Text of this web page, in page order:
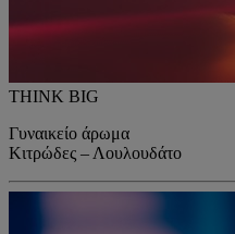
THINK BIG
Γυναικείο άρωμα
Κιτρώδες – Λουλουδάτο